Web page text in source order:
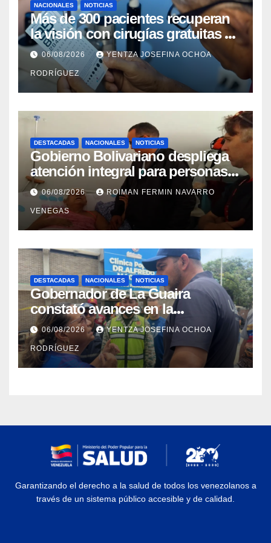
NACIONALES NOTICIAS
Más de 300 pacientes recuperan
la visión con cirugías gratuitas de
cataratas en Zulia
06/08/2026 YENTZA JOSEFINA OCHOA
RODRÍGUEZ
DESTACADAS NACIONALES NOTICIAS
Gobierno Bolivariano despliega
atención integral para personas
con discapacidad en
campamentos de La Guaira
06/08/2026 ROIMAN FERMIN NAVARRO
VENEGAS
DESTACADAS NACIONALES NOTICIAS
Gobernador de La Guaira
constató avances en la
rehabilitación del Hospitalito de
Catia la Mar
06/08/2026 YENTZA JOSEFINA OCHOA
RODRÍGUEZ
Garantizando el derecho a la salud de todos los venezolanos a
través de un sistema público accesible y de calidad.